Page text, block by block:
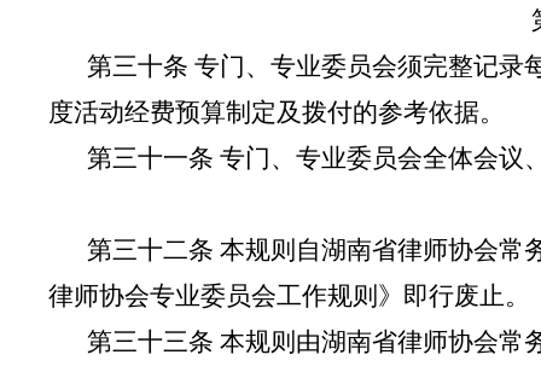
第三十条 专门、专业委员会须完整记录
度活动经费预算制定及拨付的参考依据。
第三十一条 专门、专业委员会全体会议
第三十二条 本规则自湖南省律师协会常
律师协会专业委员会工作规则》即行废止。
第三十三条 本规则由湖南省律师协会常